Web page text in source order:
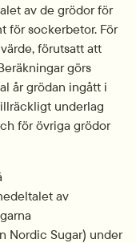
av de grödor för
för sockerbetor. För
förutsatt att
görs
år grödan ingått i
underlag
för övriga grödor
av
Nordic Sugar) under